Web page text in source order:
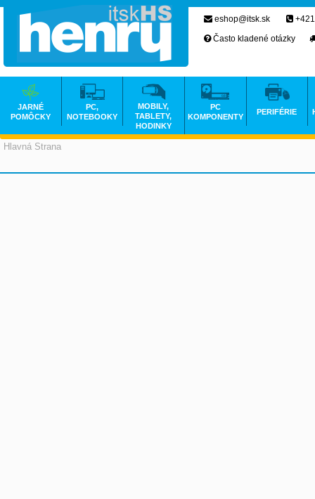
Hlavná Strana
eshop@itsk.sk
Často kladené otázky
JARNÉ
POMÔCKY
PC,
NOTEBOOKY
MOBILY,
TABLETY,
HODINKY
PC
KOMPONENTY
PERIFÉRIE